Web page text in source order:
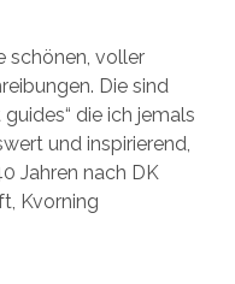
schönen, voller
Die sind
die ich jemals
und inspirierend,
Jahren nach DK
Kvorning